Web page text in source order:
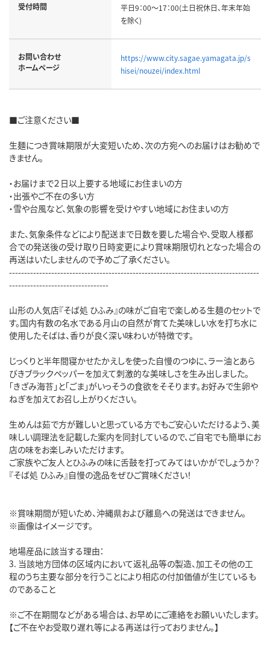
受付時間
平日9：00～17：00(土日祝休日、年末年始
を除く)
お問い合わせ
ホームページ
https://www.city.sagae.yamagata.jp/s
hisei/nouzei/index.html
■ご注意ください■
生麺につき賞味期限が大変短いため、次の方宛へのお届けはお勧めで
きません。
・お届けまで２日以上要する地域にお住まいの方
・出張やご不在の多い方
・雪や台風など、気象の影響を受けやすい地域にお住まいの方
また、気象条件などにより配送まで日数を要した場合や、受取人様都
合での発送後の受け取り日時変更により賞味期限切れとなった場合の
再送はいたしませんので予めご了承ください。
-----------------------------------------------------------------------------------
---------------------------------
山形の人気店『そば処 ひふみ』の味がご自宅で楽しめる生麺のセットで
す。国内有数の名水である月山の自然が育てた美味しい水を打ち水に
使用したそばは、香りが良く深い味わいが特徴です。
じっくりと半年間寝かせたかえしを使った自慢のつゆに、ラー油とあら
びきブラックペッパーを加えて刺激的な美味しさを生み出しました。
「きざみ海苔」と「ごま」がいっそうの食欲をそそります。お好みで生卵や
ねぎを加えてお召し上がりください。
生めんは茹で方が難しいと思っている方でもご安心いただけるよう、美
味しい調理法を記載した案内を同封しているので、ご自宅でも簡単にお
店の味をお楽しみいただけます。
ご家族やご友人とひふみの味に舌鼓を打ってみてはいかがでしょうか？
『そば処 ひふみ』自慢の逸品をぜひご賞味ください！
※賞味期間が短いため、沖縄県および離島への発送はできません。
※画像はイメージです。
地場産品に該当する理由：
3. 当該地方団体の区域内において返礼品等の製造、加工その他の工
程のうち主要な部分を行うことにより相応の付加価値が生じているも
のであること
※ご不在期間などがある場合は、お早めにご連絡をお願いいたします。
【ご不在やお受取り遅れ等による再送は行っておりません。】